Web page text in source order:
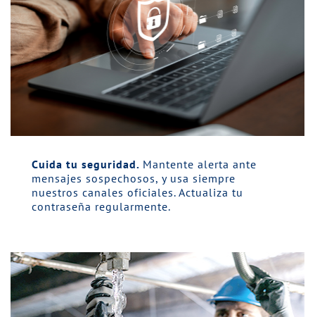
Cuida tu seguridad. Mantente alerta ante
mensajes sospechosos, y usa siempre
nuestros canales oficiales. Actualiza tu
contraseña regularmente.